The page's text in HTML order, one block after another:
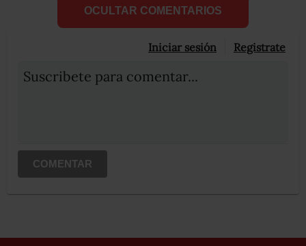
OCULTAR COMENTARIOS
Iniciar sesión Registrate
Suscribete para comentar...
COMENTAR